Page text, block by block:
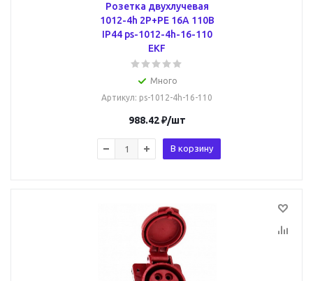
Розетка двухлучевая
1012-4h 2Р+РЕ 16А 110В
IP44 ps-1012-4h-16-110
EKF
Много
Артикул: ps-1012-4h-16-110
988.42₽/шт
В корзину